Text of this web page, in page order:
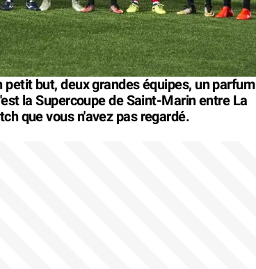
but, deux grandes équipes, un parfum
la Supercoupe de Saint-Marin entre La
que vous n'avez pas regardé.